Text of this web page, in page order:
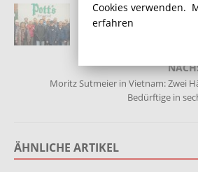
VORHERIGER
Moritz Sutmeier in Vietnam: Zwei
Bedürftige in
ÄHNLICHE ARTIKEL
Cookies verwenden.
erfahren